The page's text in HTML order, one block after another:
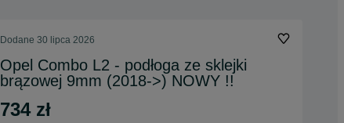
Dodane 30 lipca 2026
Opel Combo L2 - podłoga ze sklejki
brązowej 9mm (2018->) NOWY !!
734 zł